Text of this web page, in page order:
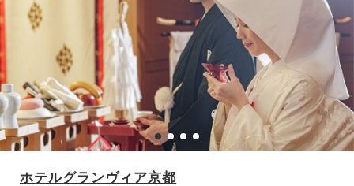
ホテルグランヴィア京都